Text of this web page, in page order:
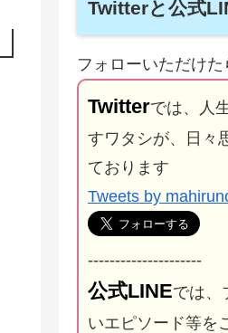
Twitterと公式
フォローいただけた
Twitterでは、人
すワタシが、日々
ております
Tweets by
---------------------
公式LINEでは、
いエピソード等を